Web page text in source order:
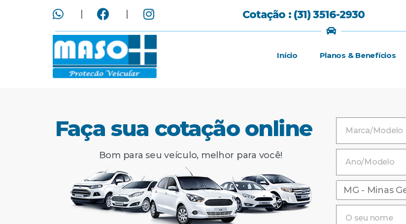
Cotação : (31) 3516-2930
Início Planos & Benefícios
Faça sua cotação online
Bom para seu veículo, melhor para você!